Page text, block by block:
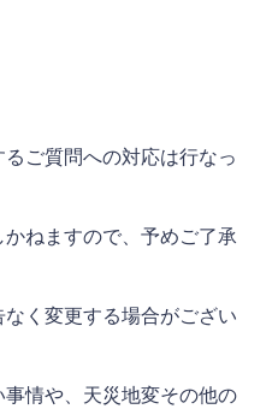
ご質問への対応は行なっ
ねますので、予めご了承
く変更する場合がござい
情や、天災地変その他の